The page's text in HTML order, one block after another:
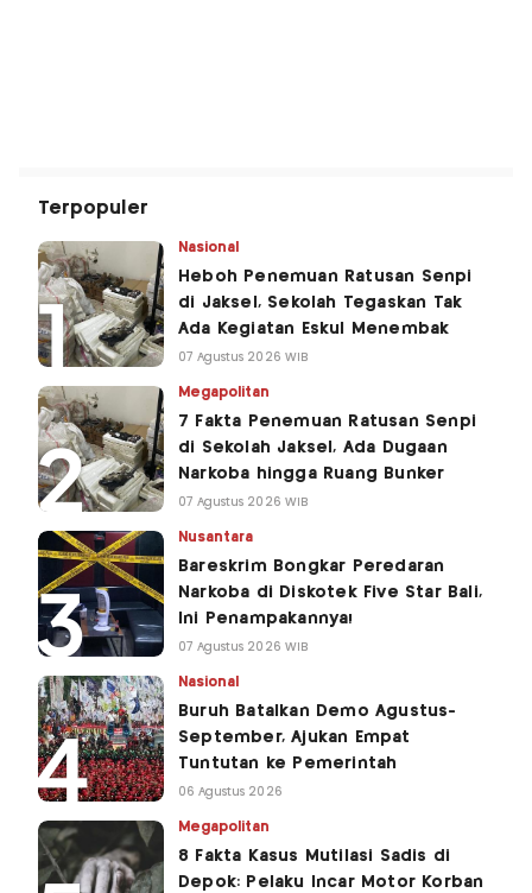
Terpopuler
Nasional
Heboh Penemuan Ratusan Senpi
di Jaksel, Sekolah Tegaskan Tak
Ada Kegiatan Eskul Menembak
07 Agustus 2026 WIB
Megapolitan
7 Fakta Penemuan Ratusan Senpi
di Sekolah Jaksel, Ada Dugaan
Narkoba hingga Ruang Bunker
07 Agustus 2026 WIB
Nusantara
Bareskrim Bongkar Peredaran
Narkoba di Diskotek Five Star Bali,
Ini Penampakannya!
07 Agustus 2026 WIB
Nasional
Buruh Batalkan Demo Agustus-
September, Ajukan Empat
Tuntutan ke Pemerintah
06 Agustus 2026
Megapolitan
8 Fakta Kasus Mutilasi Sadis di
Depok: Pelaku Incar Motor Korban